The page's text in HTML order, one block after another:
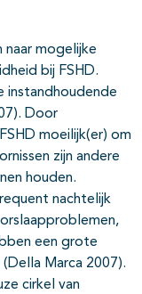
naar mogelijke
bij FSHD.
instandhoudende
Door
moeilijk(er) om
zijn andere
houden.
nachtelijk
een grote
Marca 2007).
cirkel van